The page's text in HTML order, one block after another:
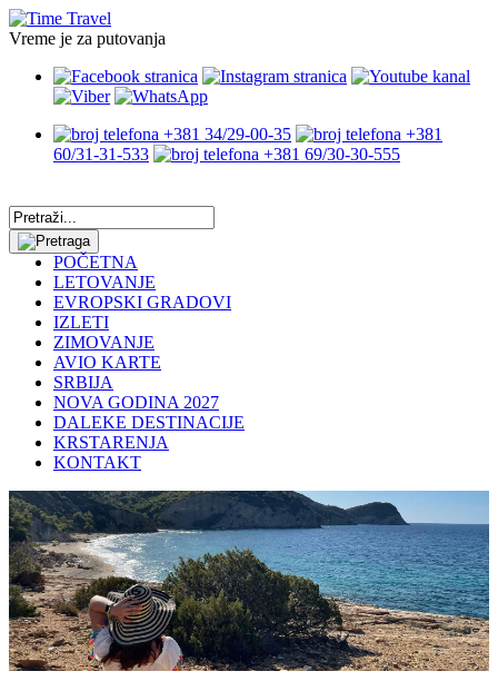
Vreme je za putovanja
+381 34/29-00-35
+381
60/31-31-533
+381 69/30-30-555
POČETNA
LETOVANJE
EVROPSKI GRADOVI
IZLETI
ZIMOVANJE
AVIO KARTE
SRBIJA
NOVA GODINA 2027
DALEKE DESTINACIJE
KRSTARENJA
KONTAKT